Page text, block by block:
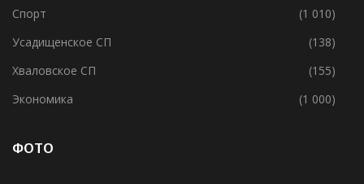
Спорт
(1 010)
Усадищенское СП
(138)
Хваловское СП
(155)
Экономика
(1 000)
ФОТО